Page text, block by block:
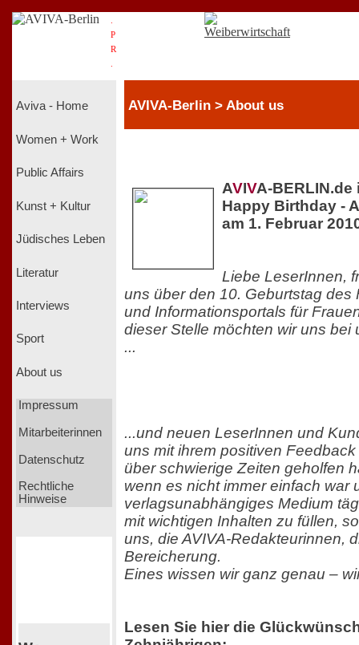
P
R
Aviva - Home
Women + Work
Public Affairs
Kunst + Kultur
Jüdisches Leben
Literatur
Interviews
Sport
About us
Impressum
Mitarbeiterinnen
Datenschutz
Rechtliche
Hinweise
AVIVA-Berlin > About us
AVIVA-BERLIN.de
Happy Birthday -
am 1. Februar
Liebe LeserInnen,
uns über den 10. Geburtstag des
und Informationsportals für
dieser Stelle möchten wir uns bei
...
...und neuen LeserInnen und
uns mit ihrem positiven
über schwierige Zeiten geholfen
wenn es nicht immer einfach war
verlagsunabhängiges Medium
mit wichtigen Inhalten zu füllen,
uns, die AVIVA-Redakteurinnen,
Bereicherung.
Eines wissen wir ganz genau –
Lesen Sie hier die